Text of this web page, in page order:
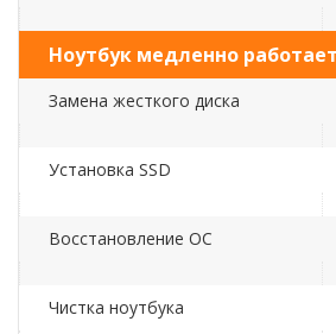
Ноутбук медленно работает
Замена жесткого диска
Установка SSD
Восстановление ОС
Чистка ноутбука